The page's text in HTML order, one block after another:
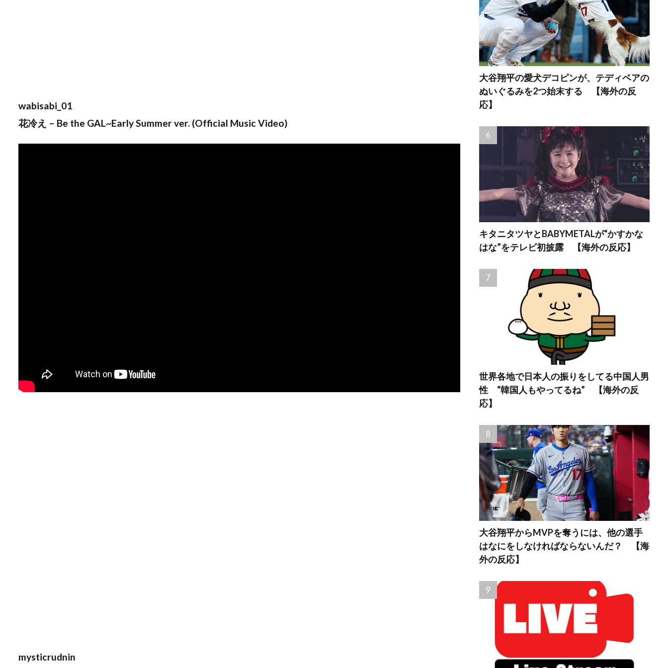
wabisabi_01
花冷え – Be the GAL~Early Summer ver. (Official Music Video)
mysticrudnin
大谷翔平の愛犬デコピンが、テディベアの
ぬいぐるみを2つ始末する 【海外の反
応】
キタニタツヤとBABYMETALが“かすかな
はな”をテレビ初披露 【海外の反応】
世界各地で日本人の振りをしてる中国人男
性 “韓国人もやってるね” 【海外の反
応】
大谷翔平からMVPを奪うには、他の選手
はなにをしなければならないんだ？ 【海
外の反応】